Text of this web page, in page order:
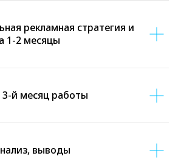
рекламная стратегия и
1-2 месяцы
й месяц работы
выводы